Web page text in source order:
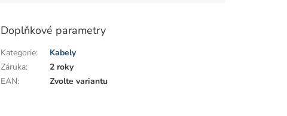
Doplňkové parametry
Kategorie:
Kabely
Záruka:
2 roky
EAN: Zvolte variantu